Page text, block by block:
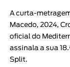
GÉNERO
Ficção
Animação
A curta-
Macedo, 2024,
oficial do
assinala a sua
Split.